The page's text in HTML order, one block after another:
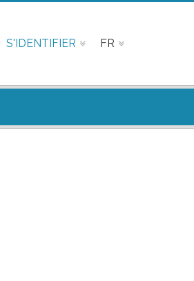
S'IDENTIFIER FR